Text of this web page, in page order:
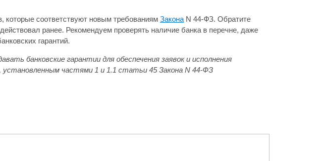
которые соответствуют новым требованиям Закона N 44-ФЗ. Обратите
ранее. Рекомендуем проверять наличие банка в перечне, даже
гарантий.
банковские гарантии для обеспечения заявок и исполнения
частями 1 и 1.1 статьи 45 Закона N 44-ФЗ